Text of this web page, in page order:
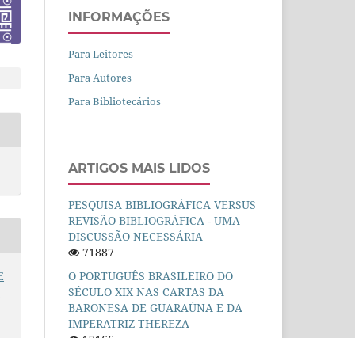
INFORMAÇÕES
Para Leitores
Para Autores
Para Bibliotecários
ARTIGOS MAIS LIDOS
PESQUISA BIBLIOGRÁFICA VERSUS
REVISÃO BIBLIOGRÁFICA - UMA
DISCUSSÃO NECESSÁRIA
71887
O PORTUGUÊS BRASILEIRO DO
SÉCULO XIX NAS CARTAS DA
BARONESA DE GUARAÚNA E DA
IMPERATRIZ THEREZA